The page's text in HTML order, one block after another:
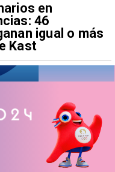
en
46
igual o más
Kast